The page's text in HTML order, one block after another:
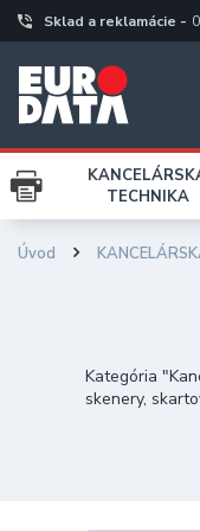
Sklad a reklamácie -
TECHNIKA
Úvod
Kategória
skenery,
Tlačiarne
a